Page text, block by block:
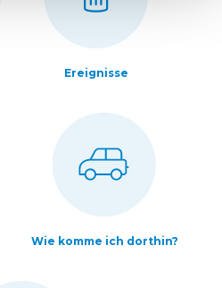
Ereignisse
Wie komme ich dorthin?